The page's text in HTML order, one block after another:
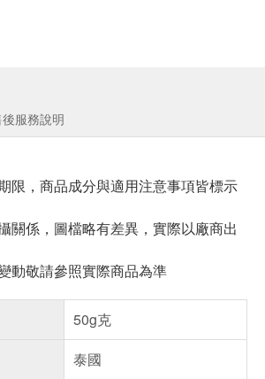
服務說明
限，商品成分與適用注意事項皆標示
關係，圖檔略有差異，實際以廠商出
動敬請參照實際商品為準
50g克
泰國